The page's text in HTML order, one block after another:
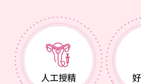
人工授精